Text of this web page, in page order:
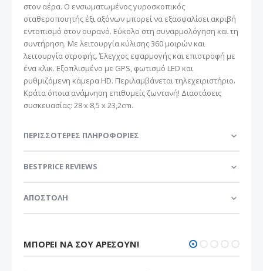
στον αέρα. Ο ενσωματωμένος γυροσκοπικός
σταθεροποιητής έξι αξόνων μπορεί να εξασφαλίσει ακριβή
εντοπισμό στον ουρανό. Εύκολο στη συναρμολόγηση και τη
συντήρηση. Με λειτουργία κύλισης 360 μοιρών και
λειτουργία στροφής. Έλεγχος εφαρμογής και επιστροφή με
ένα κλικ. Εξοπλισμένο με GPS, φωτισμό LED και
ρυθμιζόμενη κάμερα HD. Περιλαμβάνεται τηλεχειριστήριο.
Κράτα όποια ανάμνηση επιθυμείς ζωντανή! Διαστάσεις
συσκευασίας: 28 x 8,5 x 23,2cm.
ΠΕΡΙΣΣΌΤΕΡΕΣ ΠΛΗΡΟΦΟΡΊΕΣ
BESTPRICE REVIEWS
ΑΠΟΣΤΟΛΗ
ΜΠΟΡΕΊ ΝΑ ΣΟΥ ΑΡΈΣΟΥΝ!